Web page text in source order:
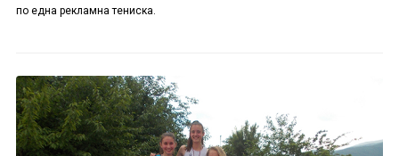
по една рекламна тениска.